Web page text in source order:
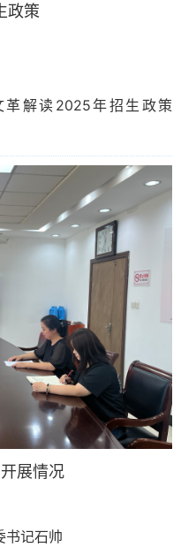
政策
解读2025年招生政策
展情况
书记石帅